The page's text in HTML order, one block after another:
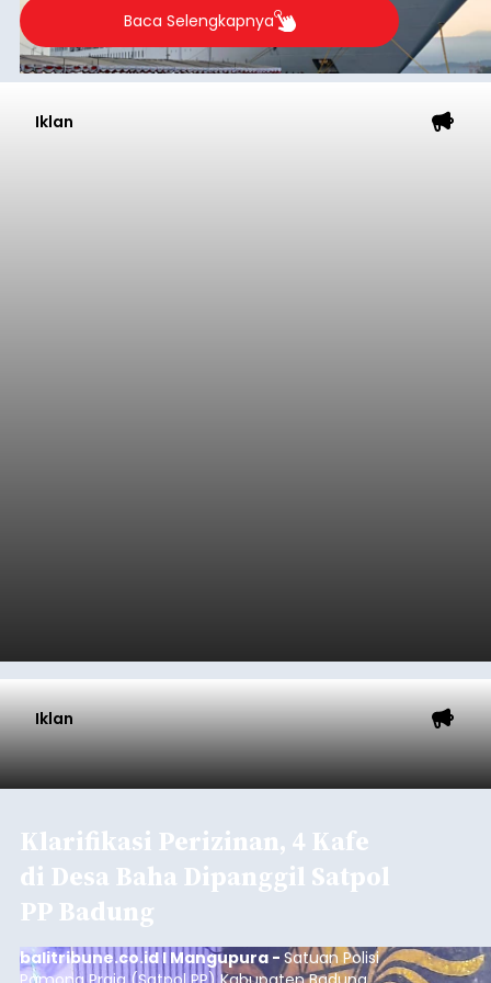
Baca Selengkapnya
Iklan
Iklan
Klarifikasi Perizinan, 4 Kafe
di Desa Baha Dipanggil Satpol
PP Badung
balitribune.co.id I Mangupura - Satuan Polisi